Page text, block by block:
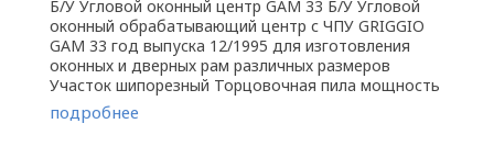
Б/У Угловой оконный центр GAM 33 Б/У Угловой
оконный обрабатывающий центр с ЧПУ GRIGGIO
GAM 33 год выпуска 12/1995 для изготовления
оконных и дверных рам различных размеров
Участок шипорезный Торцовочная пила мощность
привода кВт 3 диаметр пилы мм ...
подробнее